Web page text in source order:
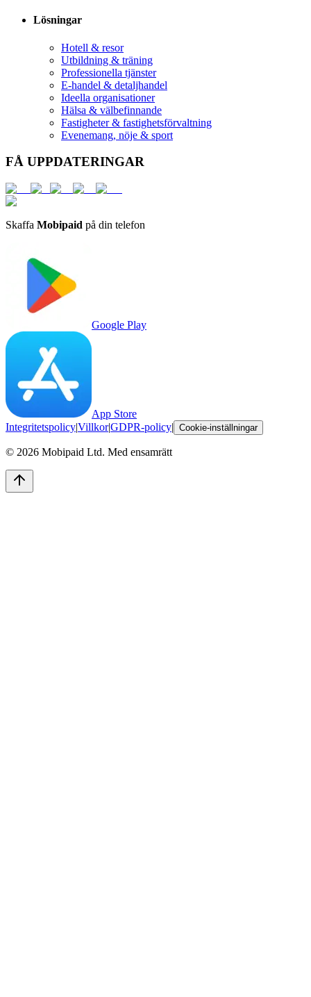
Lösningar
Hotell & resor
Utbildning & träning
Professionella tjänster
E-handel & detaljhandel
Ideella organisationer
Hälsa & välbefinnande
Fastigheter & fastighetsförvaltning
Evenemang, nöje & sport
FÅ UPPDATERINGAR
Skaffa Mobipaid på din telefon
Google Play
App Store
Integritetspolicy|Villkor|GDPR-policy| Cookie-inställningar
© 2026 Mobipaid Ltd. Med ensamrätt